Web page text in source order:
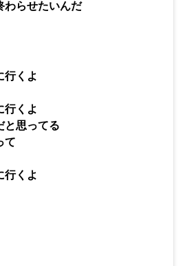
わらせたいんだ
行くよ
行くよ
と思ってる
て
行くよ